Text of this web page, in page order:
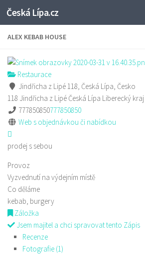
Skip to content
Česká Lípa.cz
ALEX KEBAB HOUSE
Restaurace
Jindřicha z Lipé 118, Česká Lípa, Česko
118 Jindřicha z Lipé Česká Lípa Liberecký kraj
777850850777850850
Web s objednávkou či nabídkou
prodej s sebou
Provoz
Vyzvednutí na výdejním místě
Co děláme
kebab, burgery
Záložka
Jsem majitel a chci spravovat tento Zápis
Recenze
Fotografie (1)